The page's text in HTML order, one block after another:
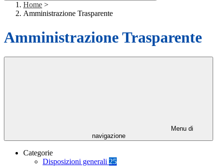
Home >
Amministrazione Trasparente
Amministrazione Trasparente
Menu di
navigazione
Categorie
Disposizioni generali 25